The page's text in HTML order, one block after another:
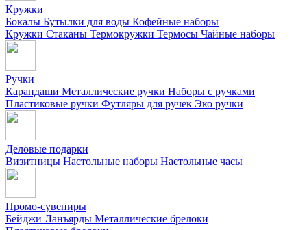
Кружки
Бокалы Бутылки для воды Кофейные наборы
Кружки Стаканы Термокружки Термосы Чайные наборы
Ручки
Карандаши Металлические ручки Наборы с ручками
Пластиковые ручки Футляры для ручек Эко ручки
Деловые подарки
Визитницы Настольные наборы Настольные часы
Промо-сувениры
Бейджи Ланъярды Металлические брелоки